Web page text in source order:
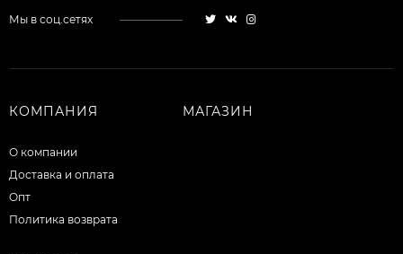
Мы в соц.сетях
КОМПАНИЯ
О компании
Доставка и оплата
Опт
Политика возврата
МАГАЗИН